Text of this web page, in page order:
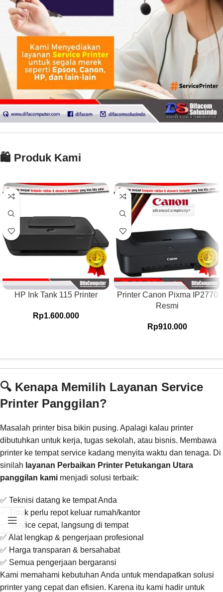
🛍️ Produk Kami
HP Ink Tank 115 Printer
Rp1.600.000
Printer Canon Pixma IP2770
Resmi
Rp910.000
🔍 Kenapa Memilih Layanan Service
Printer Panggilan?
Masalah printer bisa bikin pusing. Apalagi kalau printer
dibutuhkan untuk kerja, tugas sekolah, atau bisnis. Membawa
printer ke tempat service kadang menyita waktu dan tenaga. Di
sinilah layanan Perbaikan Printer Petukangan Utara
panggilan kami menjadi solusi terbaik:
✅ Teknisi datang ke tempat Anda
✅ Tidak perlu repot keluar rumah/kantor
✅ Service cepat, langsung di tempat
✅ Alat lengkap & pengerjaan profesional
✅ Harga transparan & bersahabat
✅ Semua pengerjaan bergaransi
Kami memahami kebutuhan Anda untuk mendapatkan solusi
printer yang cepat dan efisien. Karena itu kami hadir untuk